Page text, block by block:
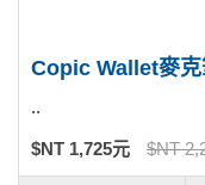
Copic Wallet麥克
..
$NT 1,725元 $NT